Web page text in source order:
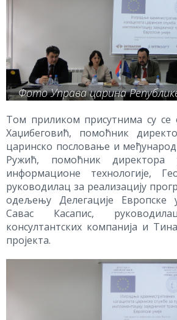
Фото Управа царина
Том приликом присутнима су се
Хаџибеговић, помоћник
царинско пословање и
Ружић, помоћник
информационе технологије,
руководилац за реализацију
одељењу Делегације Европске
Савас Касапис,
консултантских компанија и
пројекта.